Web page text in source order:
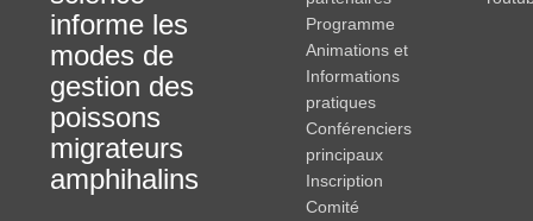
informe les
modes de
gestion des
poissons
migrateurs
amphihalins
Programme
Animations et
Informations
pratiques
Conférenciers
principaux
Inscription
Comité